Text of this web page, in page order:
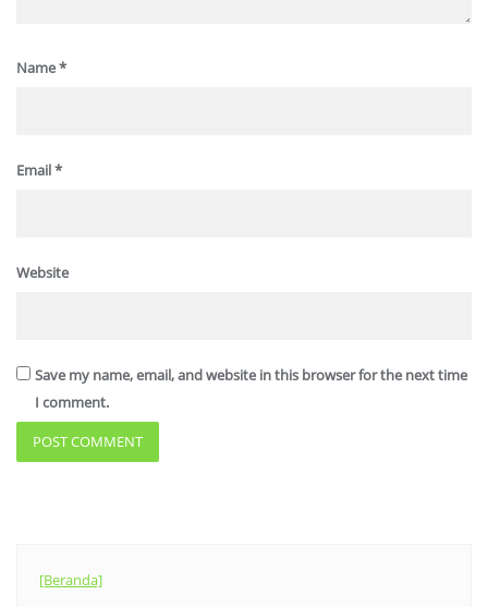
Name*
Email*
Website
Save my name, email, and website in this browser for the next time
I comment.
[Beranda]